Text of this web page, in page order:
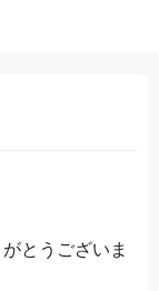
とうございま